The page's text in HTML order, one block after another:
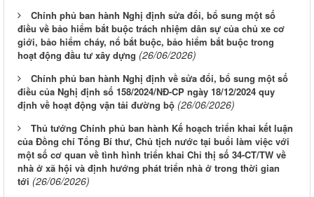
Chính phủ ban hành Nghị định sửa đổi, bổ sung một số
điều về bảo hiểm bắt buộc trách nhiệm dân sự của chủ xe cơ
giới, bảo hiểm cháy, nổ bắt buộc, bảo hiểm bắt buộc trong
hoạt động đầu tư xây dựng (26/06/2026)
Chính phủ ban hành Nghị định về sửa đổi, bổ sung một số
điều của Nghị định số 158/2024/NĐ-CP ngày 18/12/2024 quy
định về hoạt động vận tải đường bộ (26/06/2026)
Thủ tướng Chính phủ ban hành Kế hoạch triển khai kết luận
của Đồng chí Tổng Bí thư, Chủ tịch nước tại buổi làm việc với
một số cơ quan về tình hình triển khai Chỉ thị số 34-CT/TW về
nhà ở xã hội và định hướng phát triển nhà ở trong thời gian
tới (26/06/2026)